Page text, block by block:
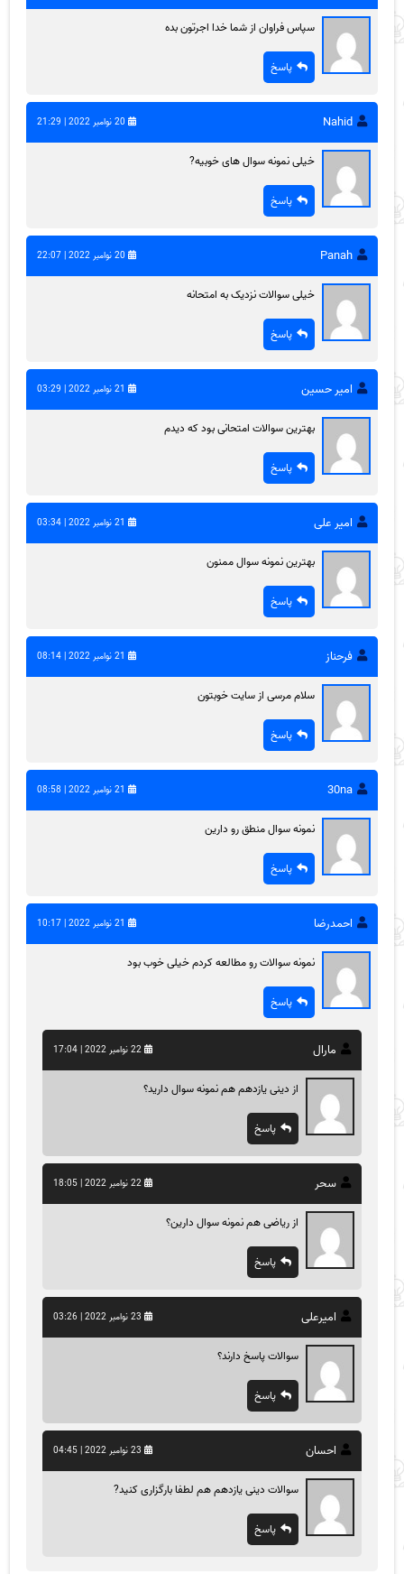
سپاس فراوان از شما خدا اجرتون بده
پاسخ
Nahid 20 نوامبر 2022 | 21:29
خیلی نمونه سوال های خوبیه?
پاسخ
Panah 20 نوامبر 2022 | 22:07
خیلی سوالات نزدیک به امتحانه
پاسخ
امیر حسین 21 نوامبر 2022 | 03:29
بهترین سوالات امتحانی بود که دیدم
پاسخ
امیر علی 21 نوامبر 2022 | 03:34
بهترین نمونه سوال ممنون
پاسخ
فرحناز 21 نوامبر 2022 | 08:14
سلام مرسی از سایت خوبتون
پاسخ
30na 21 نوامبر 2022 | 08:58
نمونه سوال منطق رو دارین
پاسخ
احمدرضا 21 نوامبر 2022 | 10:17
نمونه سوالات رو مطالعه کردم خیلی خوب بود
پاسخ
مارال 22 نوامبر 2022 | 17:04
از دینی یازدهم هم نمونه سوال دارید؟
پاسخ
سحر 22 نوامبر 2022 | 18:05
از ریاضی هم نمونه سوال دارین؟
پاسخ
امیرعلی 23 نوامبر 2022 | 03:26
سوالات پاسخ دارند؟
پاسخ
احسان 23 نوامبر 2022 | 04:45
سوالات دینی یازدهم هم لطفا بارگزاری کنید?
پاسخ